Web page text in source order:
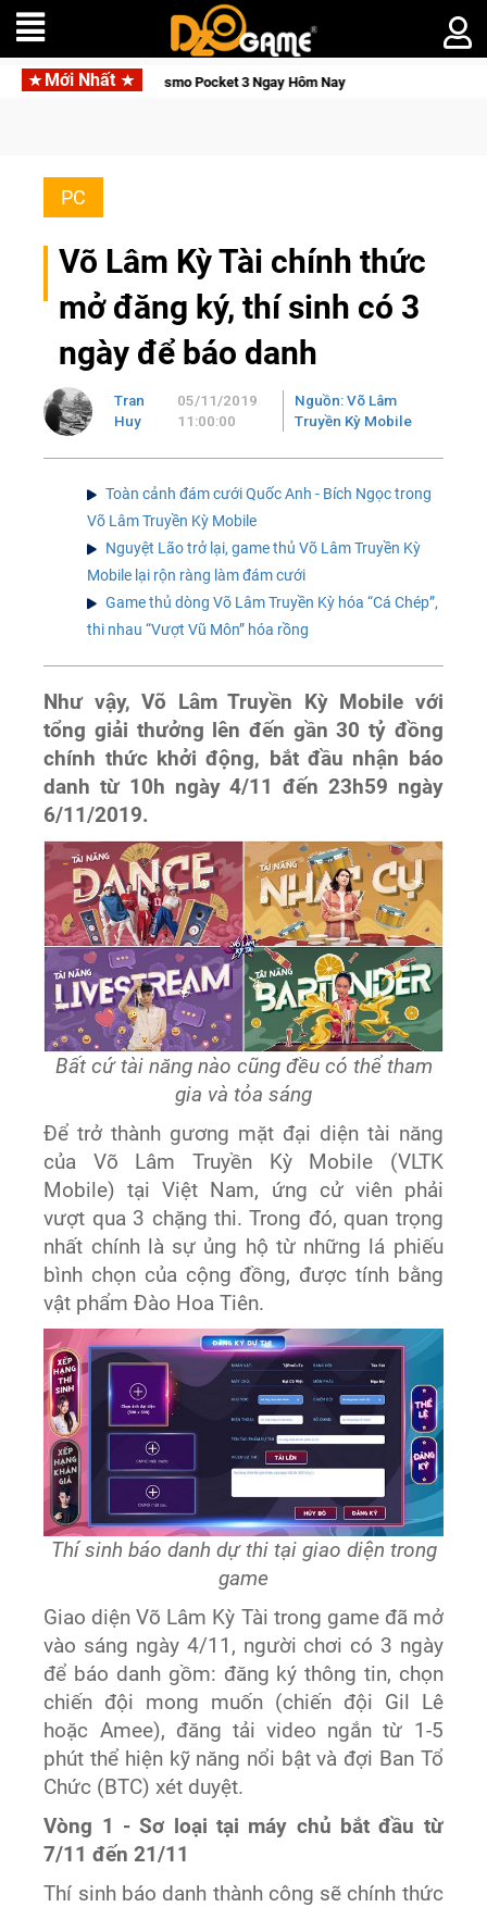
Mới Nhất
Osmo Pocket 3 Ngay Hôm Nay Medal Hunter: Game bắn
PC
Võ Lâm Kỳ Tài chính thức
mở đăng ký, thí sinh có 3
ngày để báo danh
Tran
Huy
05/11/2019
11:00:00
Nguồn: Võ Lâm
Truyền Kỳ Mobile
Toàn cảnh đám cưới Quốc Anh - Bích Ngọc trong
Võ Lâm Truyền Kỳ Mobile
Nguyệt Lão trở lại, game thủ Võ Lâm Truyền Kỳ
Mobile lại rộn ràng làm đám cưới
Game thủ dòng Võ Lâm Truyền Kỳ hóa “Cá Chép”,
thi nhau “Vượt Vũ Môn” hóa rồng
Như vậy, Võ Lâm Truyền Kỳ Mobile với
tổng giải thưởng lên đến gần 30 tỷ đồng
chính thức khởi động, bắt đầu nhận báo
danh từ 10h ngày 4/11 đến 23h59 ngày
6/11/2019.
Bất cứ tài năng nào cũng đều có thể tham
gia và tỏa sáng
Để trở thành gương mặt đại diện tài năng
của Võ Lâm Truyền Kỳ Mobile (VLTK
Mobile) tại Việt Nam, ứng cử viên phải
vượt qua 3 chặng thi. Trong đó, quan trọng
nhất chính là sự ủng hộ từ những lá phiếu
bình chọn của cộng đồng, được tính bằng
vật phẩm Đào Hoa Tiên.
Thí sinh báo danh dự thi tại giao diện trong
game
Giao diện Võ Lâm Kỳ Tài trong game đã mở
vào sáng ngày 4/11, người chơi có 3 ngày
để báo danh gồm: đăng ký thông tin, chọn
chiến đội mong muốn (chiến đội Gil Lê
hoặc Amee), đăng tải video ngắn từ 1-5
phút thể hiện kỹ năng nổi bật và đợi Ban Tổ
Chức (BTC) xét duyệt.
Vòng 1 - Sơ loại tại máy chủ bắt đầu từ
7/11 đến 21/11
Thí sinh báo danh thành công sẽ chính thức